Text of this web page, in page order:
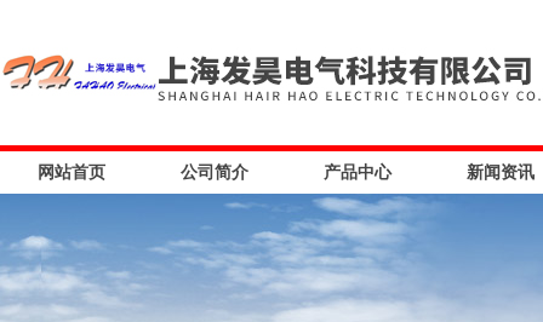
网站首页 公司简介 产品中心 新闻资讯